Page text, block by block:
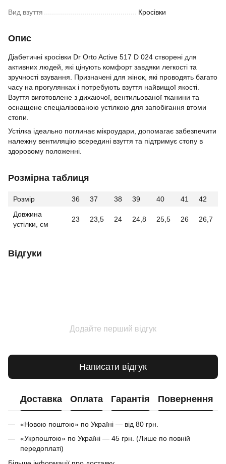
Вид взуття Кросівки
Опис
Діабетичні кросівки Dr Orto Active 517 D 024 створені для
активних людей, які цінують комфорт завдяки легкості та
зручності взування. Призначені для жінок, які проводять багато
часу на прогулянках і потребують взуття найвищої якості.
Взуття виготовлене з дихаючої, вентильованої тканини та
оснащене спеціалізованою устілкою для запобігання втоми
стопи.
Устілка ідеально поглинає мікроудари, допомагає забезпечити
належну вентиляцію всередині взуття та підтримує стопу в
здоровому положенні.
Розмірна таблиця
Розмір 36 37 38 39 40 41
42
Довжина
устілки, см
23 23,5 24 24,8 25,5 26 26,7
Відгуки
Додайте перший відгук
Написати відгук
Доставка Оплата Гарантія Повернення
«Новою поштою» по Україні — від 80 грн.
«Укрпоштою» по Україні — 45 грн. (Лише по повній
передоплаті)